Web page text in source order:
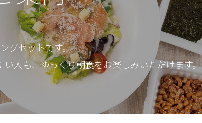
グセットです。
い人も、ゆっくり朝食をお楽しみいただけます。